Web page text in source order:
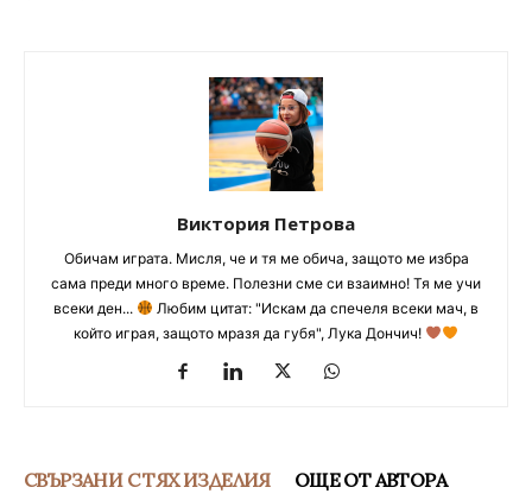
Виктория Петрова
Обичам играта. Мисля, че и тя ме обича, защото ме избра
сама преди много време. Полезни сме си взаимно! Тя ме учи
всеки ден...
Любим цитат: "Искам да спечеля всеки мач, в
който играя, защото мразя да губя", Лука Дончич!
СВЪРЗАНИ С ТЯХ ИЗДЕЛИЯ ОЩЕ ОТ АВТОРА